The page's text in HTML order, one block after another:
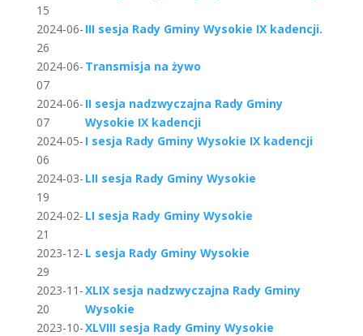
15
2024-06-
26
III sesja Rady Gminy Wysokie IX kadencji.
2024-06-
07
Transmisja na żywo
2024-06-
07
II sesja nadzwyczajna Rady Gminy
Wysokie IX kadencji
2024-05-
06
I sesja Rady Gminy Wysokie IX kadencji
2024-03-
19
LII sesja Rady Gminy Wysokie
2024-02-
21
LI sesja Rady Gminy Wysokie
2023-12-
29
L sesja Rady Gminy Wysokie
2023-11-
20
XLIX sesja nadzwyczajna Rady Gminy
Wysokie
2023-10-XLVIII sesja Rady Gminy Wysokie